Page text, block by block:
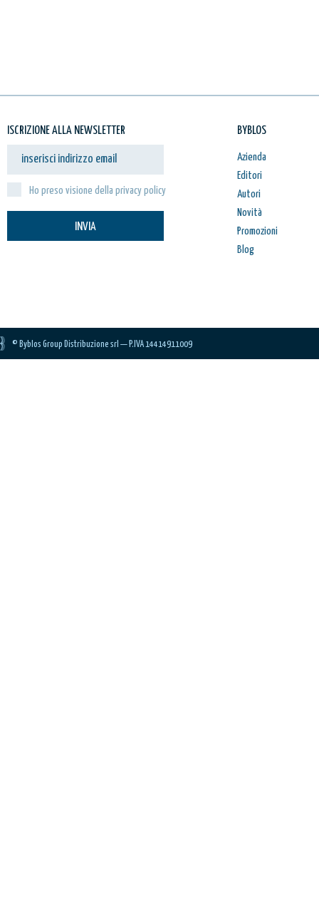
ISCRIZIONE ALLA NEWSLETTER
Ho preso visione della privacy policy
INVIA
BYBLOS
Azienda
Editori
Autori
Novità
Promozioni
Blog
© Byblos Group Distribuzione srl — P.IVA 14414911009